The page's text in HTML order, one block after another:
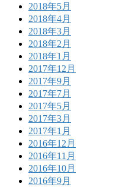
2018年5月
2018年4月
2018年3月
2018年2月
2018年1月
2017年12月
2017年9月
2017年7月
2017年5月
2017年3月
2017年1月
2016年12月
2016年11月
2016年10月
2016年9月